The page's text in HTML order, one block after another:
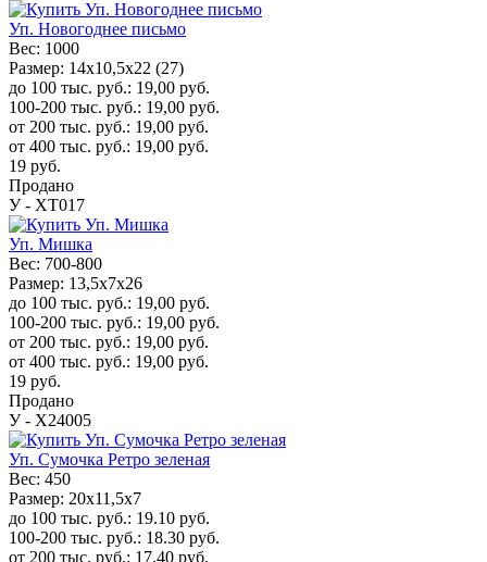
Уп. Новогоднее письмо
Вес: 1000
Размер: 14х10,5х22 (27)
до 100 тыс. руб.: 19,00 руб.
100-200 тыс. руб.: 19,00 руб.
от 200 тыс. руб.: 19,00 руб.
от 400 тыс. руб.: 19,00 руб.
19 руб.
Продано
У - ХТ017
Уп. Мишка
Вес: 700-800
Размер: 13,5х7х26
до 100 тыс. руб.: 19,00 руб.
100-200 тыс. руб.: 19,00 руб.
от 200 тыс. руб.: 19,00 руб.
от 400 тыс. руб.: 19,00 руб.
19 руб.
Продано
У - Х24005
Уп. Сумочка Ретро зеленая
Вес: 450
Размер: 20x11,5x7
до 100 тыс. руб.: 19.10 руб.
100-200 тыс. руб.: 18.30 руб.
от 200 тыс. руб.: 17.40 руб.